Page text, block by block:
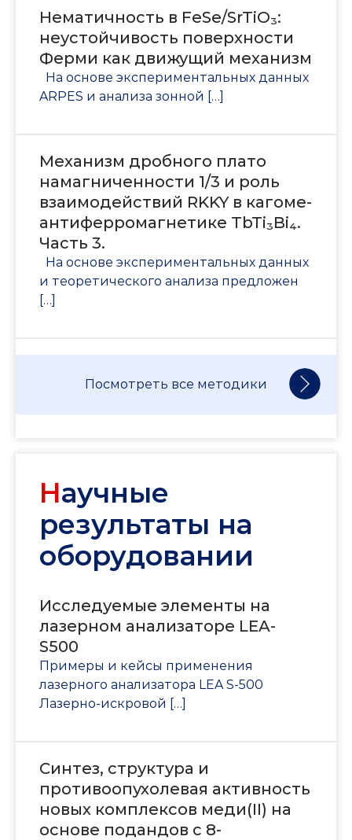
Нематичность в FeSe/SrTiO₃:
неустойчивость поверхности
Ферми как движущий механизм
На основе экспериментальных данных
ARPES и анализа зонной […]
Механизм дробного плато
намагниченности 1/3 и роль
взаимодействий RKKY в кагоме-
антиферромагнетике TbTi₃Bi₄.
Часть 3.
На основе экспериментальных данных
и теоретического анализа предложен
[…]
Посмотреть все методики
Научные
результаты на
оборудовании
Исследуемые элементы на
лазерном анализаторе LEA-
S500
Примеры и кейсы применения
лазерного анализатора LEA S-500
Лазерно-искровой […]
Синтез, структура и
противоопухолевая активность
новых комплексов меди(II) на
основе подандов с 8-